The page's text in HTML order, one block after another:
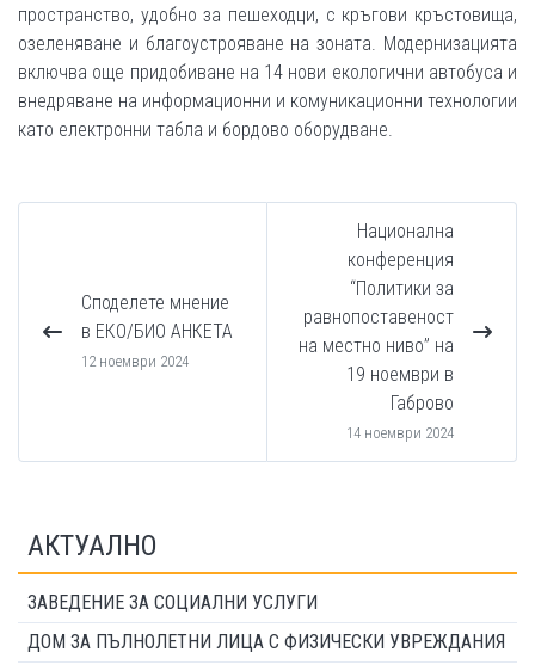
пространство, удобно за пешеходци, с кръгови кръстовища,
озеленяване и благоустрояване на зоната. Модернизацията
включва още придобиване на 14 нови екологични автобуса и
внедряване на информационни и комуникационни технологии
като електронни табла и бордово оборудване.
Споделете мнение
в ЕКО/БИО АНКЕТА
12 ноември 2024
Национална
конференция
“Политики за
равнопоставеност
на местно ниво” на
19 ноември в
Габрово
14 ноември 2024
АКТУАЛНО
ЗАВЕДЕНИЕ ЗА СОЦИАЛНИ УСЛУГИ
ДОМ ЗА ПЪЛНОЛЕТНИ ЛИЦА С ФИЗИЧЕСКИ УВРЕЖДАНИЯ